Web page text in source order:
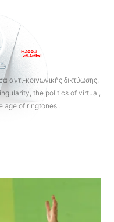
αντι-κοινωνικής δικτύωσης,
the politics of virtual,
age of ringtones…